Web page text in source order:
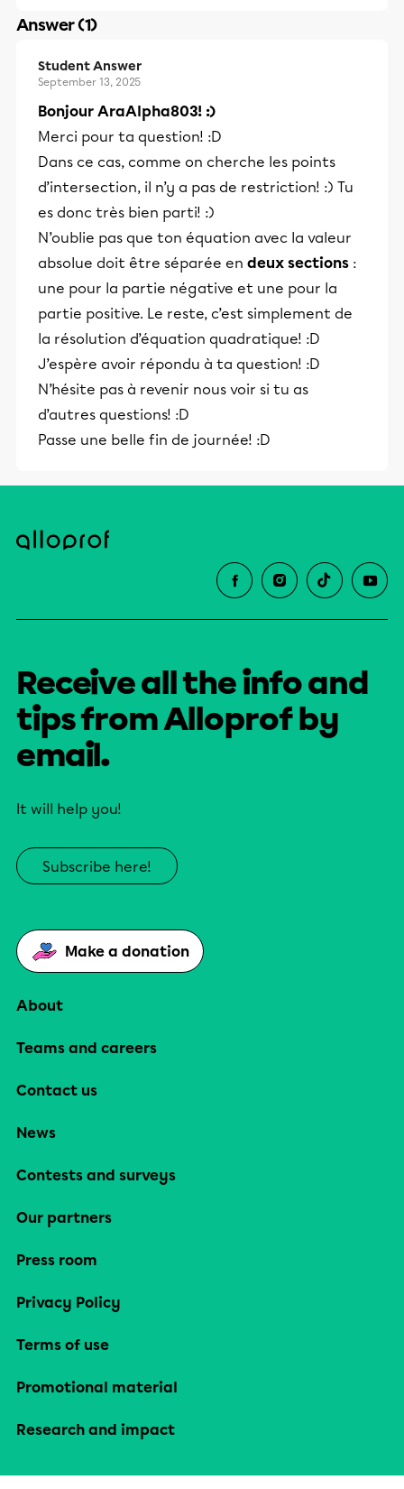
Answer (1)
Student Answer
September 13, 2025
Bonjour AraAlpha803! :)
Merci pour ta question! :D
Dans ce cas, comme on cherche les points
d’intersection, il n’y a pas de restriction! :) Tu
es donc très bien parti! :)
N’oublie pas que ton équation avec la valeur
absolue doit être séparée en deux sections :
une pour la partie négative et une pour la
partie positive. Le reste, c’est simplement de
la résolution d’équation quadratique! :D
J’espère avoir répondu à ta question! :D
N’hésite pas à revenir nous voir si tu as
d’autres questions! :D
Passe une belle fin de journée! :D
Receive all the info and
tips from Alloprof by
email.
It will help you!
Subscribe here!
Make a donation
About
Teams and careers
Contact us
News
Contests and surveys
Our partners
Press room
Privacy Policy
Terms of use
Promotional material
Research and impact